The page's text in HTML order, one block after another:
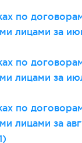
по
лицами за
по
лицами за
по
лицами за